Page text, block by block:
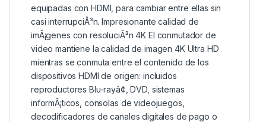
equipadas con HDMI, para cambiar entre ellas sin
casi interrupciÃ³n. Impresionante calidad de
imÃ¡genes con resoluciÃ³n 4K El conmutador de
video mantiene la calidad de imagen 4K Ultra HD
mientras se conmuta entre el contenido de los
dispositivos HDMI de origen: incluidos
reproductores Blu-rayâ¢, DVD, sistemas
informÃ¡ticos, consolas de videojuegos,
decodificadores de canales digitales de pago o